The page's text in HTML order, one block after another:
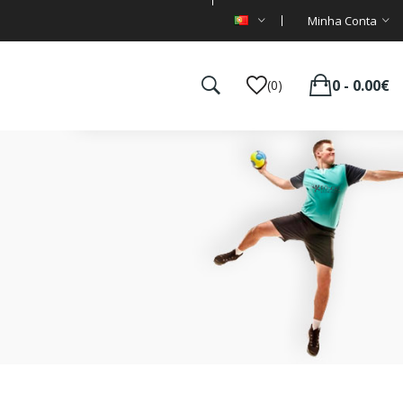
Minha Conta
(0) 0 - 0.00€